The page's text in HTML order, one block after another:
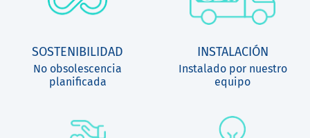
SOSTENIBILIDAD
No obsolescencia
planificada
INSTALACIÓN
Instalado por nuestro
equipo